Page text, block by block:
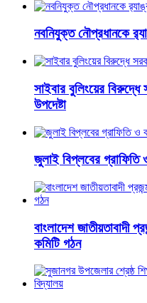
নবনিযুক্ত নৌপ্রধানকে
সাইবার বুলিংয়ের
উপদেষ্টা
জুলাই বিপ্লবের গ্রাফিতি
বাংলাদেশ জাতীয়তাবাদী
কমিটি গঠন